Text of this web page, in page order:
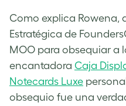
Como explica Rowena,
Estratégica de
MOO para obsequiar a
encantadora Caja
Notecards Luxe
obsequio fue una